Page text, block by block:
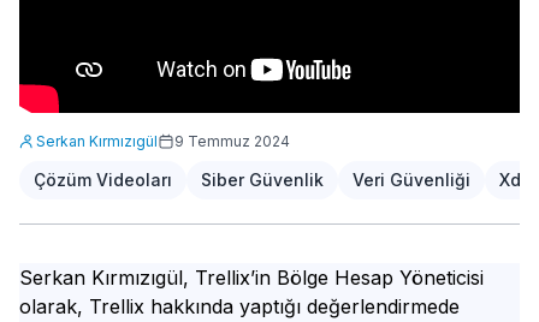
Serkan Kırmızıgül 9 Temmuz 2024
Çözüm Videoları Siber Güvenlik Veri Güvenliği Xdr
Serkan Kırmızıgül, Trellix’in Bölge Hesap Yöneticisi
olarak, Trellix hakkında yaptığı değerlendirmede